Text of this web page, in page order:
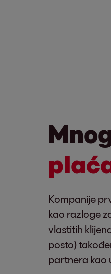
Kompanije
kao razloge
vlastitih
posto)
partnera kao